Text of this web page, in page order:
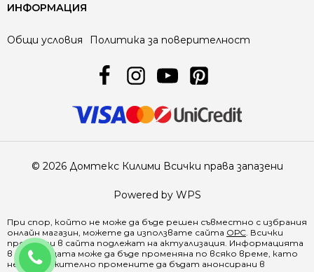
0888 641500
ИНФОРМАЦИЯ
Общи условия Политика за поверителност
© 2026 Домтекс Килими Всички права запазени
Powered by WPS
При спор, който не може да бъде решен съвместно с избрания
онлайн магазин, можете да използвате сайта ОРС . Всички
продукти в сайта подлежат на актуализация. Информацията
в страницата може да бъде променяна по всяко време, като
не е задължително промените да бъдат анонсирани в